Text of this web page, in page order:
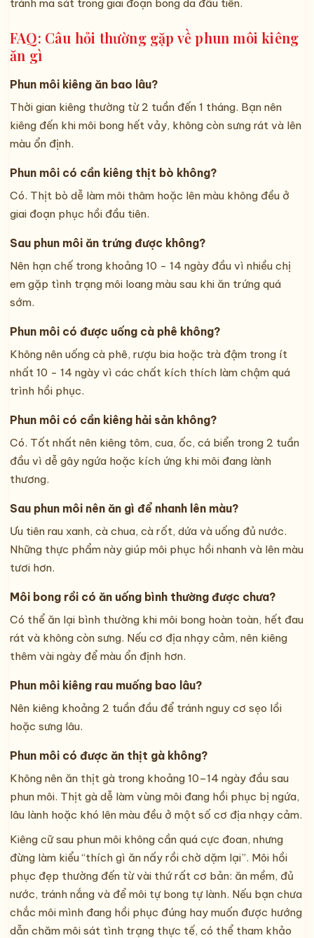
tránh ma sát trong giai đoạn bong da đầu tiên.
FAQ: Câu hỏi thường gặp về phun môi kiêng
ăn gì
Phun môi kiêng ăn bao lâu?
Thời gian kiêng thường từ 2 tuần đến 1 tháng. Bạn nên
kiêng đến khi môi bong hết vảy, không còn sưng rát và lên
màu ổn định.
Phun môi có cần kiêng thịt bò không?
Có. Thịt bò dễ làm môi thâm hoặc lên màu không đều ở
giai đoạn phục hồi đầu tiên.
Sau phun môi ăn trứng được không?
Nên hạn chế trong khoảng 10 - 14 ngày đầu vì nhiều chị
em gặp tình trạng môi loang màu sau khi ăn trứng quá
sớm.
Phun môi có được uống cà phê không?
Không nên uống cà phê, rượu bia hoặc trà đậm trong ít
nhất 10 - 14 ngày vì các chất kích thích làm chậm quá
trình hồi phục.
Phun môi có cần kiêng hải sản không?
Có. Tốt nhất nên kiêng tôm, cua, ốc, cá biển trong 2 tuần
đầu vì dễ gây ngứa hoặc kích ứng khi môi đang lành
thương.
Sau phun môi nên ăn gì để nhanh lên màu?
Ưu tiên rau xanh, cà chua, cà rốt, dứa và uống đủ nước.
Những thực phẩm này giúp môi phục hồi nhanh và lên màu
tươi hơn.
Môi bong rồi có ăn uống bình thường được chưa?
Có thể ăn lại bình thường khi môi bong hoàn toàn, hết đau
rát và không còn sưng. Nếu cơ địa nhạy cảm, nên kiêng
thêm vài ngày để màu ổn định hơn.
Phun môi kiêng rau muống bao lâu?
Nên kiêng khoảng 2 tuần đầu để tránh nguy cơ sẹo lồi
hoặc sưng lâu.
Phun môi có được ăn thịt gà không?
Không nên ăn thịt gà trong khoảng 10–14 ngày đầu sau
phun môi. Thịt gà dễ làm vùng môi đang hồi phục bị ngứa,
lâu lành hoặc khó lên màu đều ở một số cơ địa nhạy cảm.
Kiêng cữ sau phun môi không cần quá cực đoan, nhưng
đừng làm kiểu “thích gì ăn nấy rồi chờ dặm lại”. Môi hồi
phục đẹp thường đến từ vài thứ rất cơ bản: ăn mềm, đủ
nước, tránh nắng và để môi tự bong tự lành. Nếu bạn chưa
chắc môi mình đang hồi phục đúng hay muốn được hướng
dẫn chăm môi sát tình trạng thực tế, có thể tham khảo